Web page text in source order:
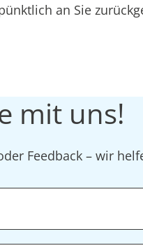
an Sie
mit uns!
Feedback – wir